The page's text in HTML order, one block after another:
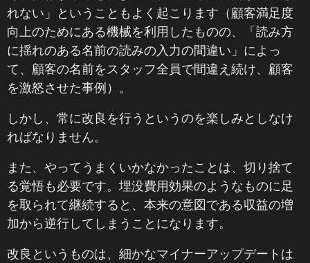
れない」ということもよく起こります（顧客満足度
向上のためにある機械を利用したものの、「読み方
に揺れのある名前の読みの入力の間違い」によっ
て、顧客の名前をスタッフ全員で間違え続け、顧客
を激怒させた事例）。
しかし、常に改良を行うというのを楽しみとしなけ
ればなりません。
また、やってうまくいかなかったことは、切り捨て
る覚悟も必要です。埋没費用効果のようなものに足
を取られて継続すると、本来の意図である収益の増
加から逆行してしまうことになります。
改良というものは、細かなマイナーアップデートは